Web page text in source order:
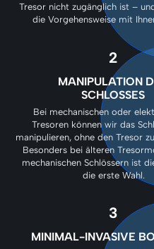
Tresor nicht zugänglich ist –
die Vorgehensweise mit
2
MANIPULATION
SCHLOSSES
Bei mechanischen oder
Tresoren können wir das
manipulieren, ohne den Tresor
Besonders bei älteren
mechanischen Schlössern ist
die erste Wahl.
3
MINIMAL-INVASIVE